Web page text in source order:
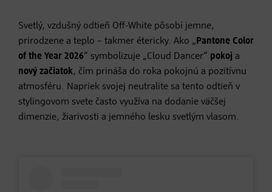
Svetlý, vzdušný odtieň Off-White pôsobí jemne,
prirodzene a teplo – takmer étericky. Ako „ Pantone Color
of the Year 2026“ symbolizuje „Cloud Dancer“ pokoj a
nový začiatok, čím prináša do roka pokojnú a pozitívnu
atmosféru. Napriek svojej neutralite sa tento odtieň v
stylingovom svete často využíva na dodanie väčšej
dimenzie, žiarivosti a jemného lesku svetlým vlasom.